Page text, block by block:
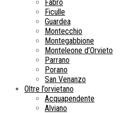
Fabro
Ficulle
Guardea
Montecchio
Montegabbione
Monteleone d’Orvieto
Parrano
Porano
San Venanzo
Oltre l’orvietano
Acquapendente
Alviano